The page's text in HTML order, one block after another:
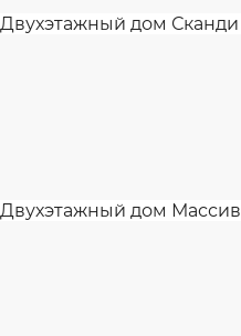
Двухэтажный дом Сканди
Двухэтажный дом Массив